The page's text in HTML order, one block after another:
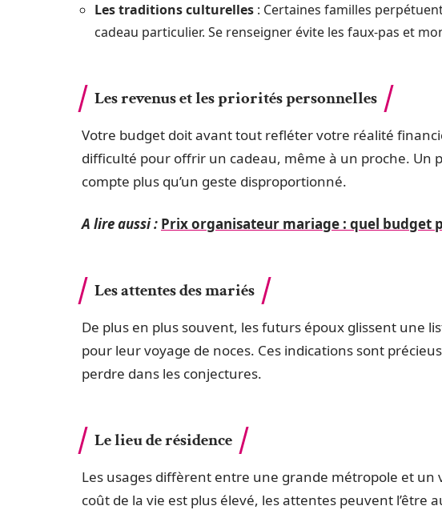
Les traditions culturelles : Certaines familles
cadeau particulier. Se renseigner évite les faux-pas et
Les revenus et les priorités personnelles
Votre budget doit avant tout refléter votre réalité
difficulté pour offrir un cadeau, même à un proche. Un
compte plus qu’un geste disproportionné.
A lire aussi : Prix organisateur mariage : quel budget
Les attentes des mariés
De plus en plus souvent, les futurs époux glissent une
pour leur voyage de noces. Ces indications sont
perdre dans les conjectures.
Le lieu de résidence
Les usages diffèrent entre une grande métropole et un
coût de la vie est plus élevé, les attentes peuvent l’être